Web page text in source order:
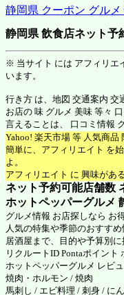
静岡県 クーポン グルメ
静岡県 飲食店ネット予
※ 当サイト には アフィリエ
います。
行き方 は、地図 交通案内 交
お店の 味 グルメ 美味 等々
言えることは、 口コミ情報
Yahoo! 楽天市場 等 人気商
簡単に、アフィリエイト を
よ。
アフィリエイト に 興味があ
ネット予約可能店舗数
ホットペッパーグルメ
グルメ情報 お店探しなら お
人気の特集や季節のおすす
居酒屋まで、目的や予算別
リクルートID Pontaポイン
ホットペッパーグルメ レビ
焼肉・ホルモン / 焼肉
馬刺し / エビ料理 / 刺身 / に